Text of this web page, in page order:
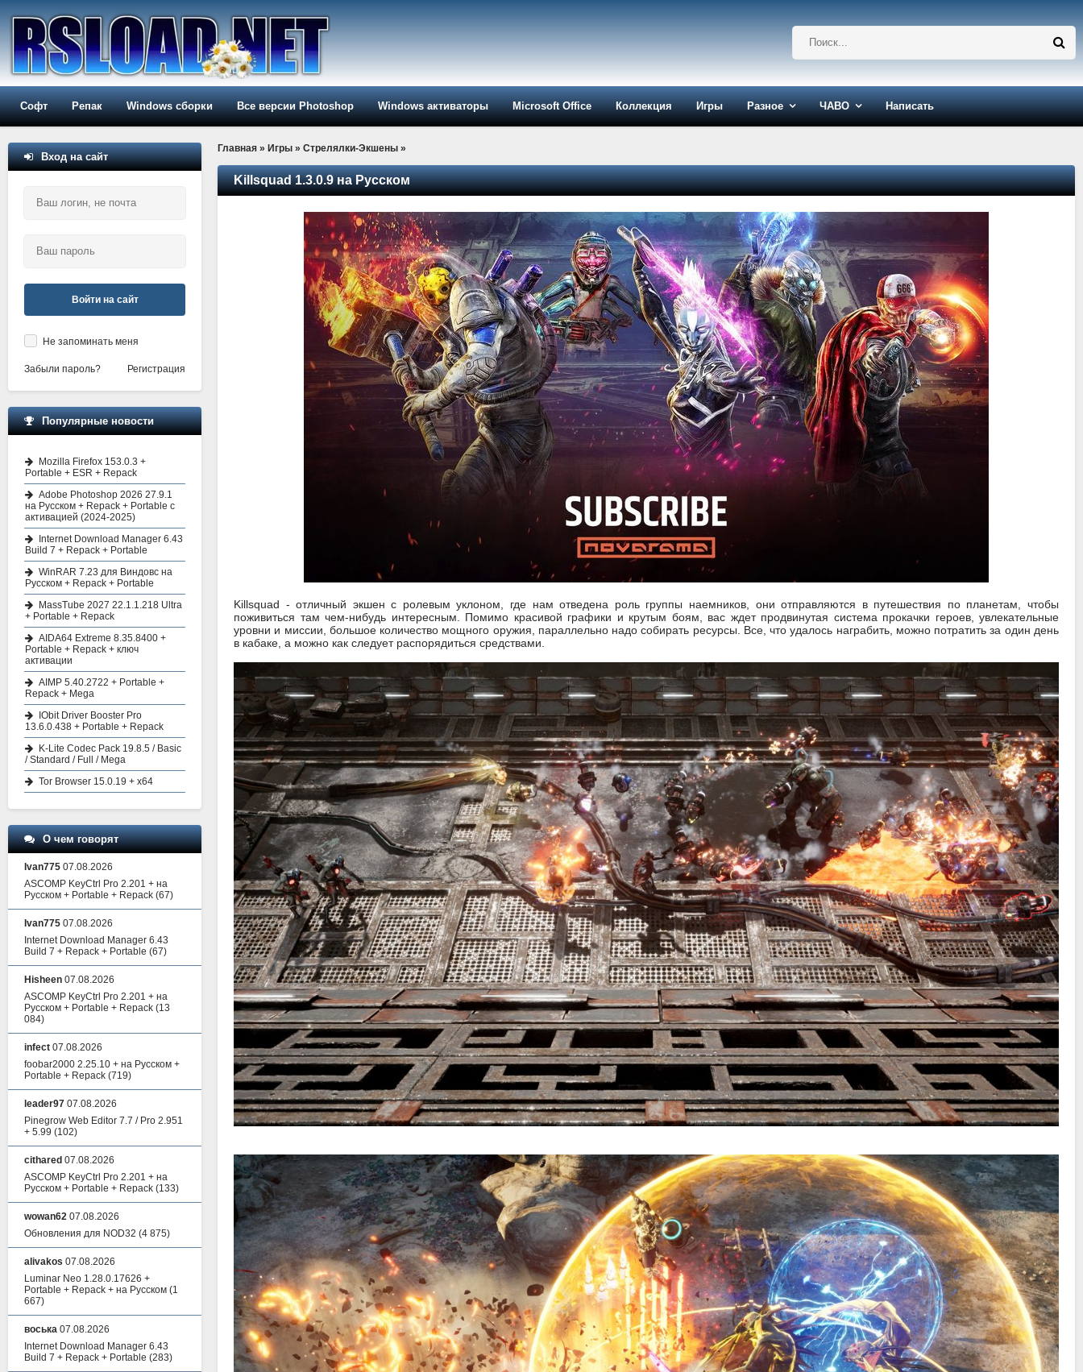
Софт Репак Windows сборки Все версии Photoshop Windows активаторы Microsoft Office Коллекция Игры Разное ЧАВО Написать
Главная » Игры » Стрелялки-Экшены »
Killsquad 1.3.0.9 на Русском
Killsquad - отличный экшен с ролевым уклоном, где нам отведена роль группы наемников, они отправляются в путешествия по планетам, чтобы
поживиться там чем-нибудь интересным. Помимо красивой графики и крутым боям, вас ждет продвинутая система прокачки героев, увлекательные
уровни и миссии, большое количество мощного оружия, параллельно надо собирать ресурсы. Все, что удалось награбить, можно потратить за один день
в кабаке, а можно как следует распорядиться средствами.
Вход на сайт
Войти на сайт
Не запоминать меня
Забыли пароль? Регистрация
Популярные новости
Mozilla Firefox 153.0.3 +
Portable + ESR + Repack
Adobe Photoshop 2026 27.9.1
на Русском + Repack + Portable с
активацией (2024-2025)
Internet Download Manager 6.43
Build 7 + Repack + Portable
WinRAR 7.23 для Виндовс на
Русском + Repack + Portable
MassTube 2027 22.1.1.218 Ultra
+ Portable + Repack
AIDA64 Extreme 8.35.8400 +
Portable + Repack + ключ
активации
AIMP 5.40.2722 + Portable +
Repack + Mega
IObit Driver Booster Pro
13.6.0.438 + Portable + Repack
K-Lite Codec Pack 19.8.5 / Basic
/ Standard / Full / Mega
Tor Browser 15.0.19 + x64
О чем говорят
Ivan775 07.08.2026
ASCOMP KeyCtrl Pro 2.201 + на
Русском + Portable + Repack (67)
Ivan775 07.08.2026
Internet Download Manager 6.43
Build 7 + Repack + Portable (67)
Hisheen 07.08.2026
ASCOMP KeyCtrl Pro 2.201 + на
Русском + Portable + Repack (13
084)
infect 07.08.2026
foobar2000 2.25.10 + на Русском +
Portable + Repack (719)
leader97 07.08.2026
Pinegrow Web Editor 7.7 / Pro 2.951
+ 5.99 (102)
cithared 07.08.2026
ASCOMP KeyCtrl Pro 2.201 + на
Русском + Portable + Repack (133)
wowan62 07.08.2026
Обновления для NOD32 (4 875)
alivakos 07.08.2026
Luminar Neo 1.28.0.17626 +
Portable + Repack + на Русском (1
667)
воська 07.08.2026
Internet Download Manager 6.43
Build 7 + Repack + Portable (283)